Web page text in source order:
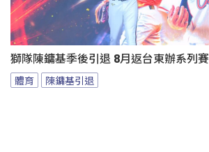
獅隊陳鏞基季後引退 8月返台東辦系列賽
體育 陳鏞基引退